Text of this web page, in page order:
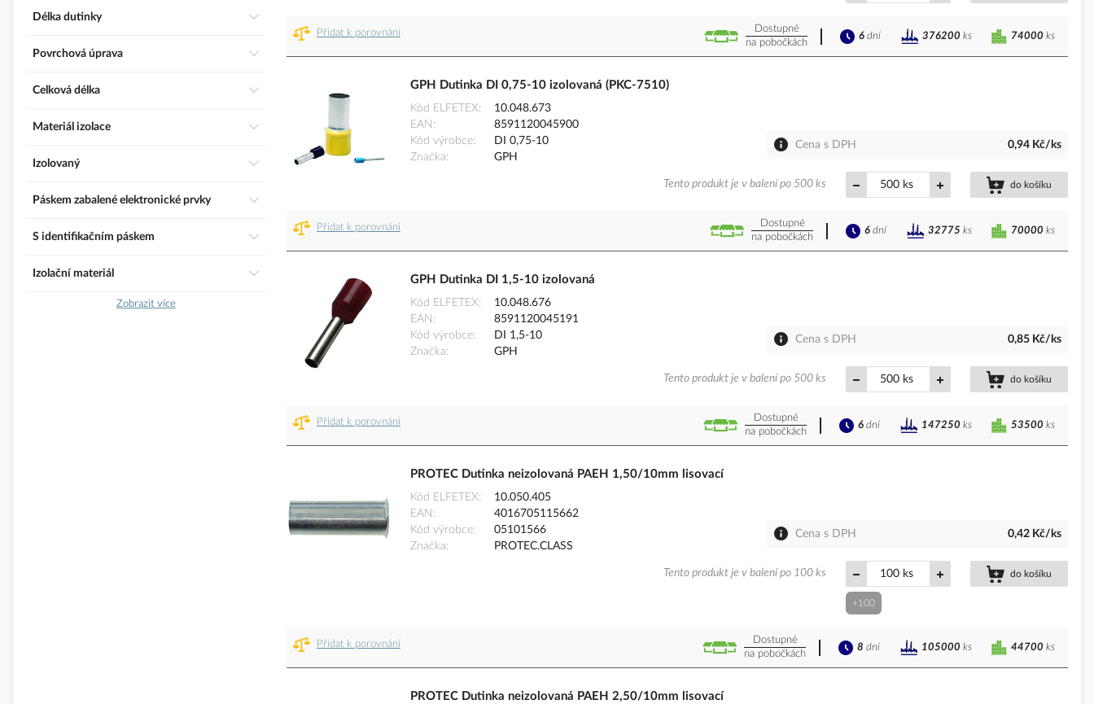
Přidat k porovnání
Dostupné
na pobočkách
74000 ks
6 dní 376200 ks
GPH Dutinka DI 0,75-10 izolovaná (PKC-7510)
Kód ELFETEX
10.048.673
EAN
8591120045900
Kód výrobce
DI 0,75-10
Značka
GPH
Cena s DPH 0,94 Kč/ks
ks do košíku
Tento produkt je v balení po 500 ks
Přidat k porovnání
Dostupné
na pobočkách
70000 ks
6 dní 32775 ks
GPH Dutinka DI 1,5-10 izolovaná
Kód ELFETEX
10.048.676
EAN
8591120045191
Kód výrobce
DI 1,5-10
Značka
GPH
Cena s DPH 0,85 Kč/ks
ks do košíku
Tento produkt je v balení po 500 ks
Přidat k porovnání
Dostupné
na pobočkách
53500 ks
6 dní 147250 ks
PROTEC Dutinka neizolovaná PAEH 1,50/10mm lisovací
Kód ELFETEX
10.050.405
EAN
4016705115662
Kód výrobce
05101566
Značka
PROTEC.CLASS
Cena s DPH 0,42 Kč/ks
ks do košíku
+100
Tento produkt je v balení po 100 ks
Přidat k porovnání
Dostupné
na pobočkách
44700 ks
8 dní 105000 ks
PROTEC Dutinka neizolovaná PAEH 2,50/10mm lisovací
Délka dutinky
Povrchová úprava
Celková délka
Materiál izolace
Izolovaný
Páskem zabalené elektronické prvky
S identifikačním páskem
Izolační materiál
Zobrazit více